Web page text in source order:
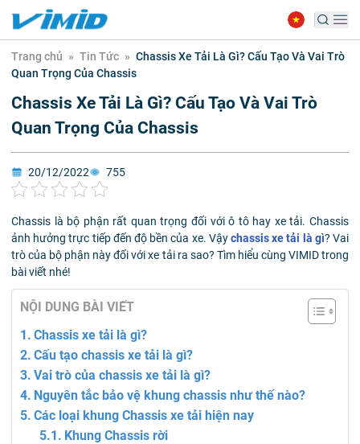
Trang chủ » Tin Tức » Chassis Xe Tải Là Gì? Cấu Tạo Và Vai Trò
Quan Trọng Của Chassis
Chassis Xe Tải Là Gì? Cấu Tạo Và Vai Trò
Quan Trọng Của Chassis
20/12/2022 755
Chassis là bộ phận rất quan trọng đối với ô tô hay xe tải. Chassis
ảnh hưởng trực tiếp đến độ bền của xe. Vậychassis xe tải là gì? Vai
trò của bộ phận này đối với xe tải ra sao? Tìm hiểu cùng VIMID trong
bài viết nhé!
NỘI DUNG BÀI VIẾT
Chassis xe tải là gì?
Cấu tạo chassis xe tải là gì?
Vai trò của chassis xe tải là gì?
Nguyên tắc bảo vệ khung chassis như thế nào?
Các loại khung Chassis xe tải hiện nay
Khung Chassis rời